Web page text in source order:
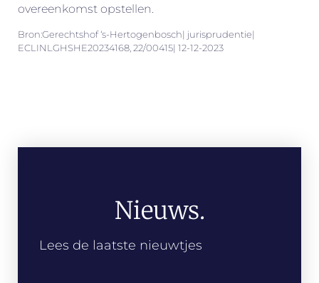
overeenkomst opstellen.
Bron:Gerechtshof ‘s-Hertogenbosch| jurisprudentie|
ECLINLGHSHE20234168, 22/00415| 12-12-2023
Nieuws.
Lees de laatste nieuwtjes